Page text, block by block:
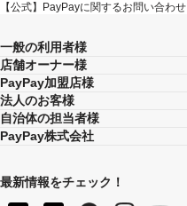
【公式】PayPayに関するお問い合わせ
一般の利用者様
店舗オーナー様
PayPay加盟店様
法人のお客様
自治体の担当者様
PayPay株式会社
最新情報をチェック！